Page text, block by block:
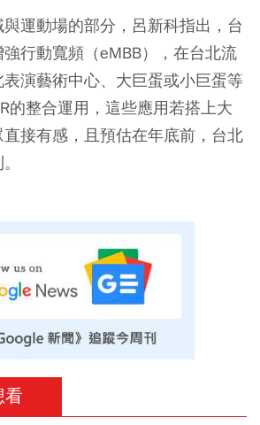
運動場的部分，呂新科指出，台
行動寬頻（eMBB），在台北流
演藝術中心、大巨蛋或小巨蛋等
的整合運用，這些應用若搭上大
接有感，且預估在年底前，台北
看